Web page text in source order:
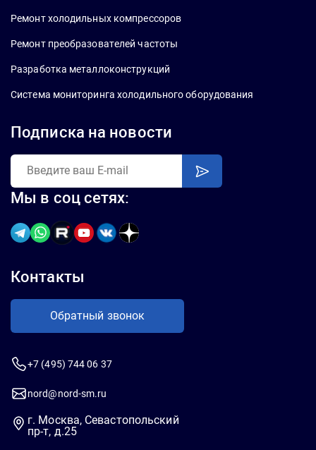
Ремонт холодильных компрессоров
Ремонт преобразователей частоты
Разработка металлоконструкций
Система мониторинга холодильного оборудования
Подписка на новости
Мы в соц сетях:
Контакты
Обратный звонок
+7 (495) 744 06 37
nord@nord-sm.ru
г. Москва, Севастопольский
пр-т, д.25